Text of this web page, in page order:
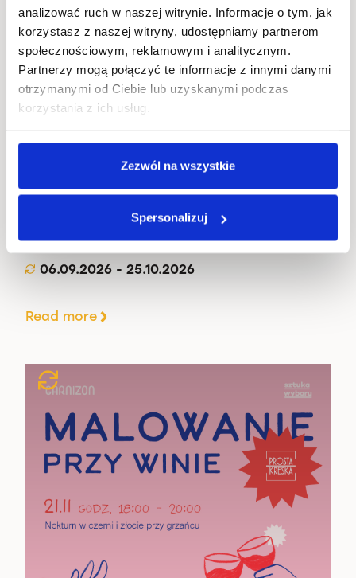
analizować ruch w naszej witrynie. Informacje o tym, jak
korzystasz z naszej witryny, udostępniamy partnerom
społecznościowym, reklamowym i analitycznym.
Partnerzy mogą połączyć te informacje z innymi danymi
otrzymanymi od Ciebie lub uzyskanymi podczas
korzystania z ich usług.
Zezwól na wszystkie
Spersonalizuj
Zabieram głos
Sztuka Wyboru, Juliusza Słowackiego 19
06.09.2026 - 25.10.2026
Read more